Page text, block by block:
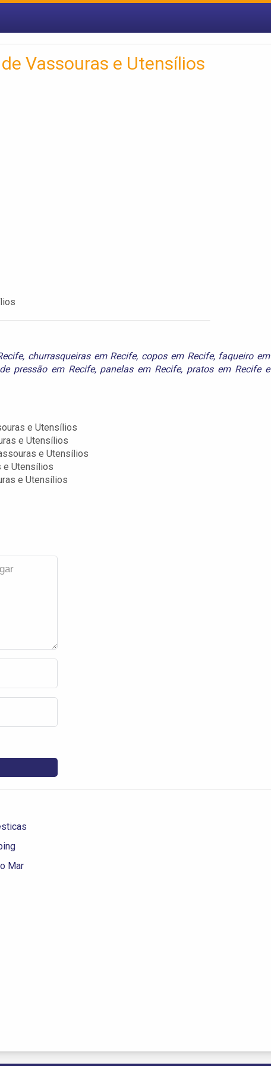
Vassouras e Utensílios
, churrasqueiras em Recife, copos em Recife, faqueiro em
pressão em Recife, panelas em Recife, pratos em Recifee
e Utensílios
e Utensílios
e Utensílios
e Utensílios
e Utensílios
Mar